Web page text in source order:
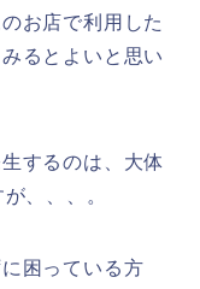
お店で利用した
るとよいと思い
するのは、大体
、、、。
困っている方